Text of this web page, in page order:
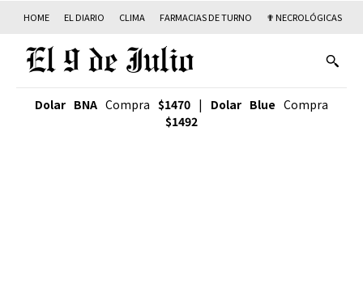
HOME EL DIARIO CLIMA FARMACIAS DE TURNO ✟ NECROLÓGICAS
Dolar BNA Compra $1470 | Dolar Blue Compra
$1492